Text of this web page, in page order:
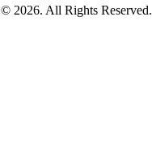
© 2026. All Rights Reserved.